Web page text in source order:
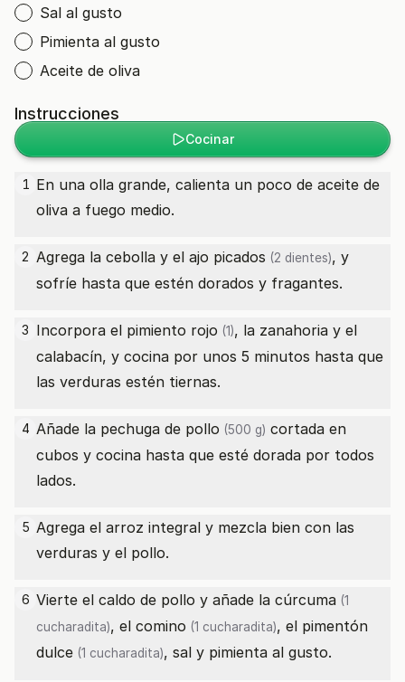
Sal al gusto
Pimienta al gusto
Aceite de oliva
Instrucciones
Cocinar
1 En una olla grande, calienta un poco de aceite de
oliva a fuego medio.
2 Agrega la cebolla y el ajo picados (2 dientes), y
sofríe hasta que estén dorados y fragantes.
3 Incorpora el pimiento rojo (1), la zanahoria y el
calabacín, y cocina por unos 5 minutos hasta que
las verduras estén tiernas.
4 Añade la pechuga de pollo (500 g) cortada en
cubos y cocina hasta que esté dorada por todos
lados.
5 Agrega el arroz integral y mezcla bien con las
verduras y el pollo.
6 Vierte el caldo de pollo y añade la cúrcuma (1
cucharadita), el comino (1 cucharadita), el pimentón
dulce (1 cucharadita), sal y pimienta al gusto.